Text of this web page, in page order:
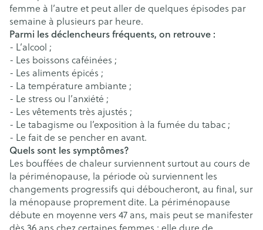
femme à l’autre et peut aller de quelques épisodes par
semaine à plusieurs par heure.
Parmi les déclencheurs fréquents, on retrouve :
- L’alcool ;
- Les boissons caféinées ;
- Les aliments épicés ;
- La température ambiante ;
- Le stress ou l’anxiété ;
- Les vêtements très ajustés ;
- Le tabagisme ou l’exposition à la fumée du tabac ;
- Le fait de se pencher en avant.
Quels sont les symptômes?
Les bouffées de chaleur surviennent surtout au cours de
la périménopause, la période où surviennent les
changements progressifs qui déboucheront, au final, sur
la ménopause proprement dite. La périménopause
débute en moyenne vers 47 ans, mais peut se manifester